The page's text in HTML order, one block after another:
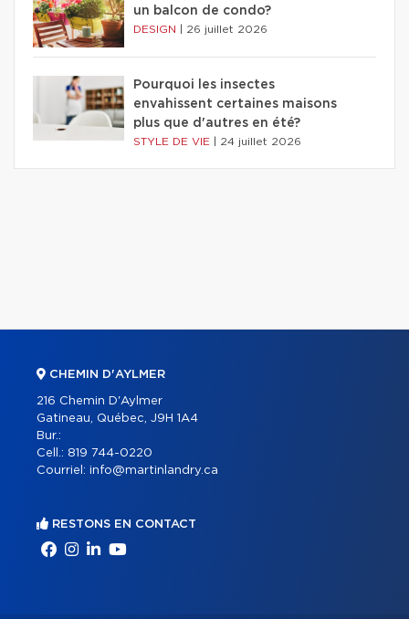
un balcon de condo?
DESIGN 26 juillet 2026
Pourquoi les insectes
envahissent certaines maisons
plus que d'autres en été?
STYLE DE VIE 24 juillet 2026
CHEMIN D'AYLMER
216 Chemin D'Aylmer
Gatineau, Québec, J9H 1A4
Bur.:
Cell.: 819 744-0220
Courriel: info@martinlandry.ca
RESTONS EN CONTACT